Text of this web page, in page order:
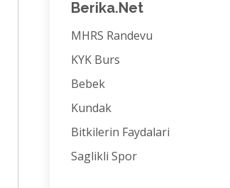
Berika.Net
MHRS Randevu
KYK Burs
Bebek
Kundak
Bitkilerin Faydalari
Saglikli Spor